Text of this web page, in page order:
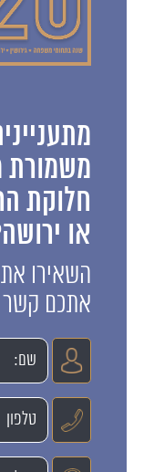
משמורת
חלוקת
או
השאירו
אתכם